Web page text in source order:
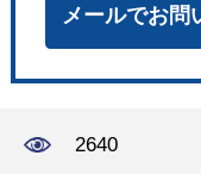
メールでお問
2640